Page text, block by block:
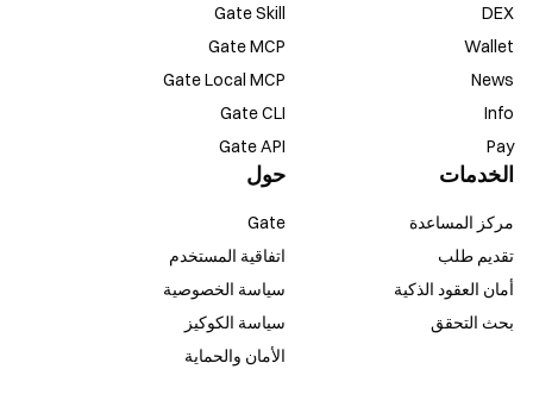
DEX
Wallet
News
Info
Pay
Gate Skill
Gate MCP
Gate Local MCP
Gate CLI
Gate API
الخدمات
مركز المساعدة
تقديم طلب
أمان العقود الذكية
بحث التحقق
حول
Gate
اتفاقية المستخدم
سياسة الخصوصية
سياسة الكوكيز
الأمان والحماية